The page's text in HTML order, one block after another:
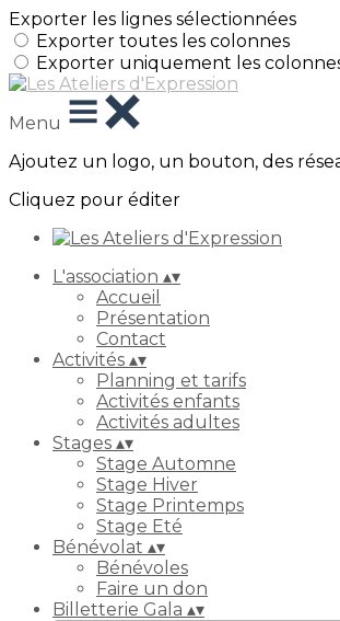
Exporter les lignes sélectionnées
Exporter toutes les colonnes
Exporter uniquement les
Menu
Ajoutez un logo, un bouton, des
Cliquez pour éditer
L'association ▴▾
Accueil
Présentation
Contact
Activités ▴▾
Planning et tarifs
Activités enfants
Activités adultes
Stages ▴▾
Stage Automne
Stage Hiver
Stage Printemps
Stage Eté
Bénévolat ▴▾
Bénévoles
Faire un don
Billetterie Gala ▴▾